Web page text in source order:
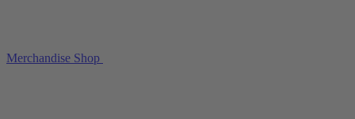
Merchandise Shop